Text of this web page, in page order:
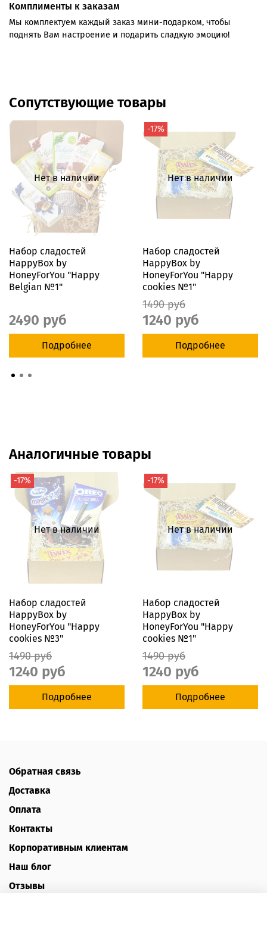
Комплименты к заказам
Мы комплектуем каждый заказ мини-подарком, чтобы
поднять Вам настроение и подарить сладкую эмоцию!
Сопутствующие товары
Нет в наличии
Набор сладостей
HappyBox by
HoneyForYou "Happy
Belgian №1"
2490 руб
Подробнее
Нет в наличии
-17%
Набор сладостей
HappyBox by
HoneyForYou "Happy
cookies №1"
1490 руб
1240 руб
Подробнее
Аналогичные товары
Нет в наличии
-17%
Набор сладостей
HappyBox by
HoneyForYou "Happy
cookies №3"
1490 руб
1240 руб
Подробнее
Нет в наличии
-17%
Набор сладостей
HappyBox by
HoneyForYou "Happy
cookies №1"
1490 руб
1240 руб
Подробнее
Обратная связь
Доставка
Оплата
Контакты
Корпоративным клиентам
Наш блог
Отзывы